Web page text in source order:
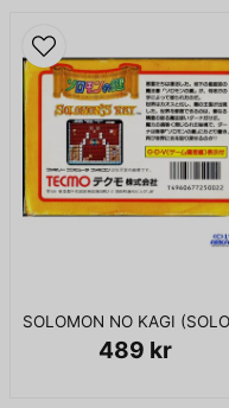
489 kr